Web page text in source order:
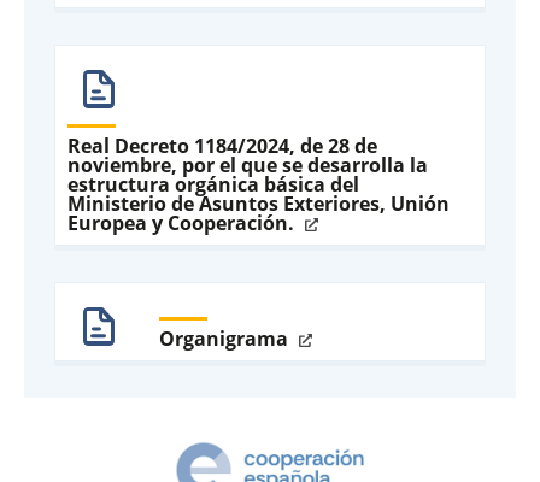
Real Decreto 1184/2024, de 28 de
noviembre, por el que se desarrolla la
estructura orgánica básica del
Ministerio de Asuntos Exteriores, Unión
Europea y Cooperación.
Organigrama